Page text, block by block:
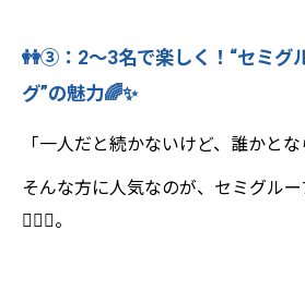
👭③：2〜3名で楽しく！“セミグ
グ”の魅力🌈✨
「一人だと続かないけど、誰かとな
そんな方に人気なのが、セミグル
👯‍♀️✨。